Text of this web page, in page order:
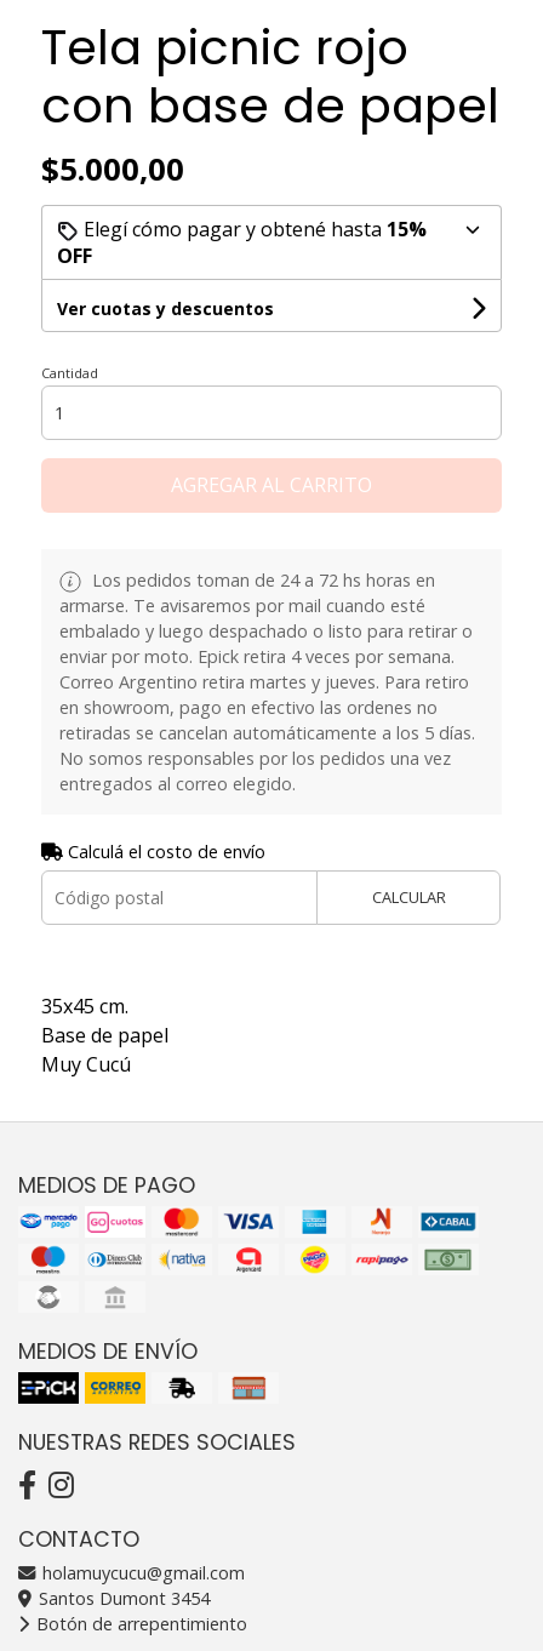
Tela picnic rojo
con base de papel
$5.000,00
Elegí cómo pagar y obtené hasta 15%
OFF
Ver cuotas y descuentos
Cantidad
AGREGAR AL CARRITO
Los pedidos toman de 24 a 72 hs horas en
armarse. Te avisaremos por mail cuando esté
embalado y luego despachado o listo para retirar o
enviar por moto. Epick retira 4 veces por semana.
Correo Argentino retira martes y jueves. Para retiro
en showroom, pago en efectivo las ordenes no
retiradas se cancelan automáticamente a los 5 días.
No somos responsables por los pedidos una vez
entregados al correo elegido.
Calculá el costo de envío
CALCULAR
35x45 cm.
Base de papel
Muy Cucú
MEDIOS DE PAGO
MEDIOS DE ENVÍO
NUESTRAS REDES SOCIALES
CONTACTO
holamuycucu@gmail.com
Santos Dumont 3454
Botón de arrepentimiento